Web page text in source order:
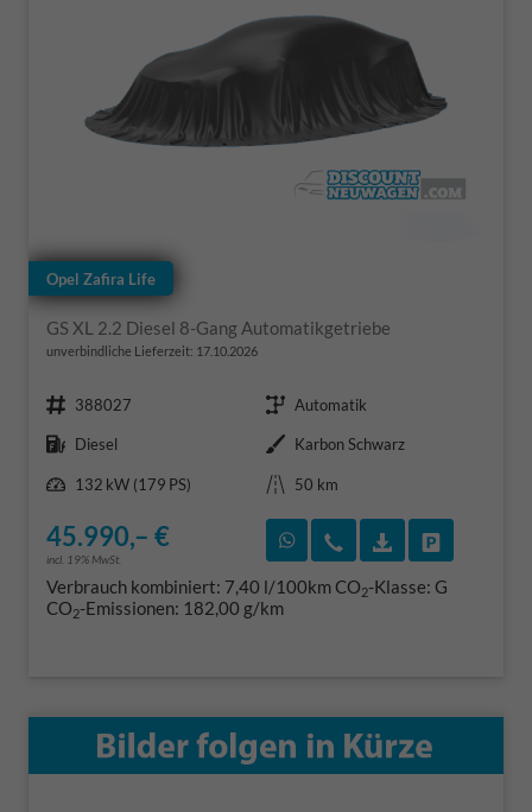
Opel Zafira Life
GS XL 2.2 Diesel 8-Gang Automatikgetriebe
unverbindliche Lieferzeit: 17.10.2026
Fahrzeugnr. 388027 Getriebe Automatik
Kraftstoff Diesel Außenfarbe Karbon Schwarz
Leistung
132 kW (179 PS) Kilometerstand 50 km
45.990,– €
incl. 19% MwSt.
Rückruf vereinbaren
Wir rufen Sie an
Verbrauch kombiniert: 7,40 l/100kmCO2-Klasse: G
CO2-Emissionen: 182,00 g/km